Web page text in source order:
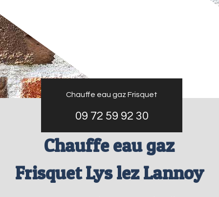
Chauffe eau gaz Frisquet
09 72 59 92 30
Chauffe eau gaz
Frisquet Lys lez Lannoy